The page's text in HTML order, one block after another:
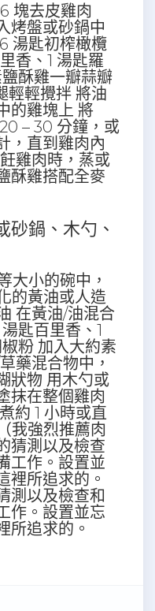
塊去皮雞肉
烤盤或砂鍋中
湯匙初榨橄欖
香、1 湯匙羅
酥雞一瓣蒜瓣
輕輕攪拌 將油
的雞塊上 將
– 30 分鐘，或
，直到雞肉內
雞肉時，蒸或
酥雞搭配全麥
砂鍋、木勺、
大小的碗中，
的黃油或人造
在黃油/油混合
匙百里香、1
粉 加入大約素
藥混合物中，
狀物 用木勺或
抹在整個雞肉
約 1 小時或直
我強烈推薦肉
猜測以及檢查
工作。設置並
裡所追求的。
測以及檢查和
作。設置並忘
所追求的。